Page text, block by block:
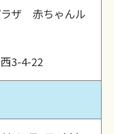
ラザ 赤ちゃんル
3-4-22